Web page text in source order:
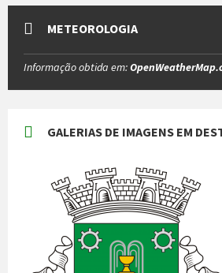
METEOROLOGIA
Informação obtida em:
GALERIAS DE IMAGENS EM